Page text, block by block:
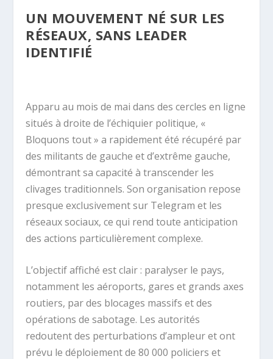
UN MOUVEMENT NÉ SUR LES
RÉSEAUX, SANS LEADER
IDENTIFIÉ
Apparu au mois de mai dans des cercles en ligne
situés à droite de l’échiquier politique, «
Bloquons tout » a rapidement été récupéré par
des militants de gauche et d’extrême gauche,
démontrant sa capacité à transcender les
clivages traditionnels. Son organisation repose
presque exclusivement sur Telegram et les
réseaux sociaux, ce qui rend toute anticipation
des actions particulièrement complexe.
L’objectif affiché est clair : paralyser le pays,
notamment les aéroports, gares et grands axes
routiers, par des blocages massifs et des
opérations de sabotage. Les autorités
redoutent des perturbations d’ampleur et ont
prévu le déploiement de 80 000 policiers et